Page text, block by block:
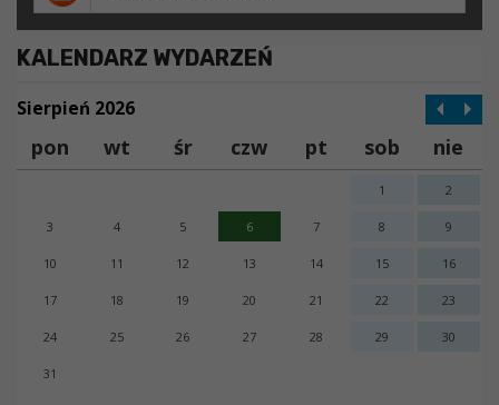
KALENDARZ WYDARZEŃ
Sierpień 2026
pon wt śr czw pt sob nie
1 2
3 4 5 6 7 8 9
10 11 12 13 14 15 16
17 18 19 20 21 22 23
24 25 26 27 28 29 30
31